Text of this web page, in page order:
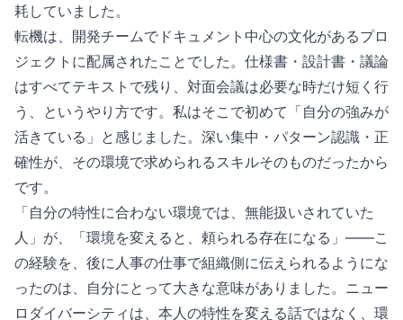
耗していました。
転機は、開発チームでドキュメント中心の文化があるプロ
ジェクトに配属されたことでした。仕様書・設計書・議論
はすべてテキストで残り、対面会議は必要な時だけ短く行
う、というやり方です。私はそこで初めて「自分の強みが
活きている」と感じました。深い集中・パターン認識・正
確性が、その環境で求められるスキルそのものだったから
です。
「自分の特性に合わない環境では、無能扱いされていた
人」が、「環境を変えると、頼られる存在になる」——こ
の経験を、後に人事の仕事で組織側に伝えられるようにな
ったのは、自分にとって大きな意味がありました。ニュー
ロダイバーシティは、本人の特性を変える話ではなく、環